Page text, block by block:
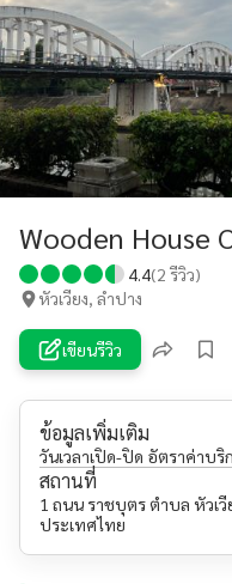
Wooden House
4.4(2 รีวิว)
หัวเวียง, ลำปาง
เขียนรีวิว
ข้อมูลเพิ่มเติม
วันเวลาเปิด-ปิด อัตราค่าบ
สถานที่
1 ถนน ราชบุตร ตำบล หัวเวี
ประเทศไทย